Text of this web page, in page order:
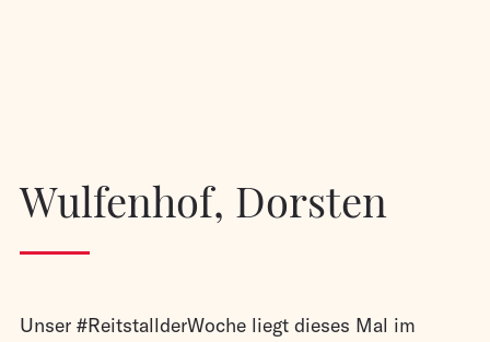
Wulfenhof, Dorsten
Unser #ReitstallderWoche liegt dieses Mal im